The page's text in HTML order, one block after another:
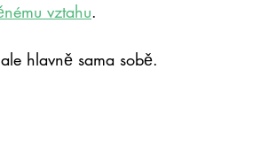
vztahu.
hlavně sama sobě.